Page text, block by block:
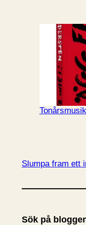
Slumpa fram ett
Sök på